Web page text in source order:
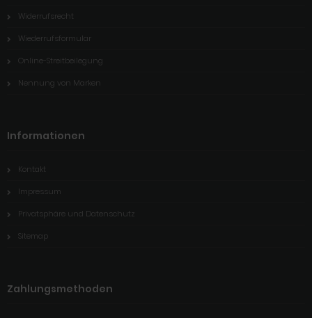
Widerrufsrecht
Wiederrufsformular
Online-Streitbeilegung
Nennung von Marken
Informationen
Kontakt
Impressum
Privatsphäre und Datenschutz
Sitemap
Zahlungsmethoden